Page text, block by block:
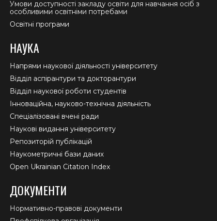
Умови доступності закладу освіти для навчання осіб з
особливими освітніми потребами
Освітні програми
НАУКА
Напрями наукової діяльності університету
Відділ аспірантури та докторантури
Відділ наукової роботи студентів
Інноваційна, науково-технічна діяльність
Спеціалізовані вчені ради
Наукові видання університету
Репозиторій публікацій
Наукометричні бази даних
Open Ukrainian Citation Index
ДОКУМЕНТИ
Нормативно-правові документи